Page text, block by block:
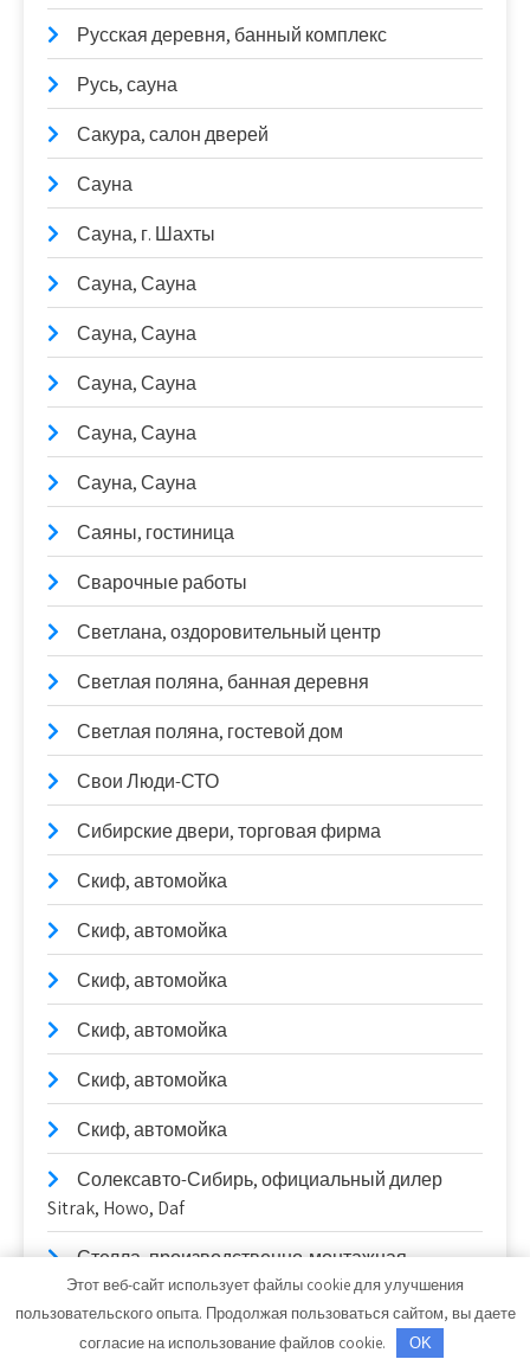
Русская деревня, банный комплекс
Русь, сауна
Сакура, салон дверей
Сауна
Сауна, г. Шахты
Сауна, Сауна
Сауна, Сауна
Сауна, Сауна
Сауна, Сауна
Сауна, Сауна
Саяны, гостиница
Сварочные работы
Светлана, оздоровительный центр
Светлая поляна, банная деревня
Светлая поляна, гостевой дом
Свои Люди-СТО
Сибирские двери, торговая фирма
Скиф, автомойка
Скиф, автомойка
Скиф, автомойка
Скиф, автомойка
Скиф, автомойка
Скиф, автомойка
Солексавто-Сибирь, официальный дилер
Sitrak, Howo, Daf
Стелла, производственно-монтажная
компания
Стелла, производственно-монтажная
Этот веб-сайт использует файлы cookie для улучшения
пользовательского опыта. Продолжая пользоваться сайтом, вы даете
согласие на использование файлов cookie.
OK